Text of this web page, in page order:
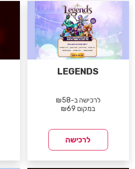
LEGENDS
לרכישה ב-₪58
במקום ₪69
לרכישה